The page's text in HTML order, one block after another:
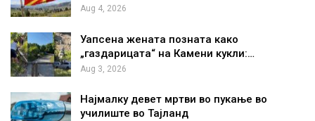
Aug 4, 2026
Уапсена жената позната како
„газдарицата“ на Камени кукли:…
Aug 3, 2026
Најмалку девет мртви во пукање во
училиште во Тајланд